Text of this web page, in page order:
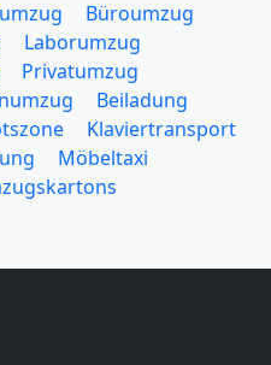
Büroumzug
Laborumzug
Privatumzug
Beiladung
Klaviertransport
Möbeltaxi